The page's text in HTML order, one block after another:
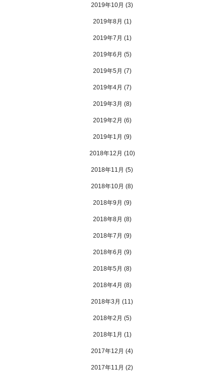
2019年10月 (3)
2019年8月 (1)
2019年7月 (1)
2019年6月 (5)
2019年5月 (7)
2019年4月 (7)
2019年3月 (8)
2019年2月 (6)
2019年1月 (9)
2018年12月 (10)
2018年11月 (5)
2018年10月 (8)
2018年9月 (9)
2018年8月 (8)
2018年7月 (9)
2018年6月 (9)
2018年5月 (8)
2018年4月 (8)
2018年3月 (11)
2018年2月 (5)
2018年1月 (1)
2017年12月 (4)
2017年11月 (2)